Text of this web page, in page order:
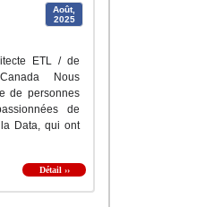
Août,
2025
ETL / de
Nous
de personnes
de
Data, qui ont
Détail ››